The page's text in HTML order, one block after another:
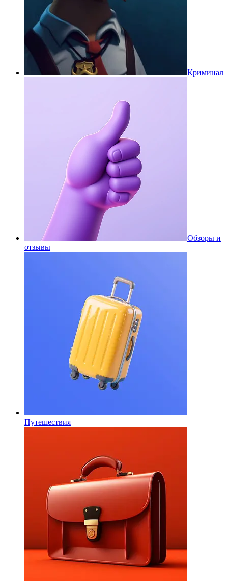
Криминал
Обзоры и
отзывы
Путешествия